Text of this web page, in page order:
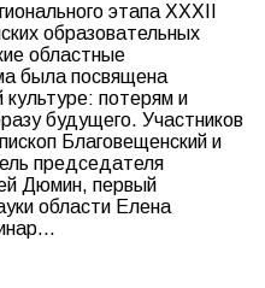
этапа XXXII
образовательных
областные
была посвящена
культуре: потерям и
будущего. Участников
Благовещенский и
председателя
Дюмин, первый
области Елена